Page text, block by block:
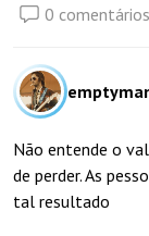
0 comentários
Não entende o
de perder. As
tal resultado